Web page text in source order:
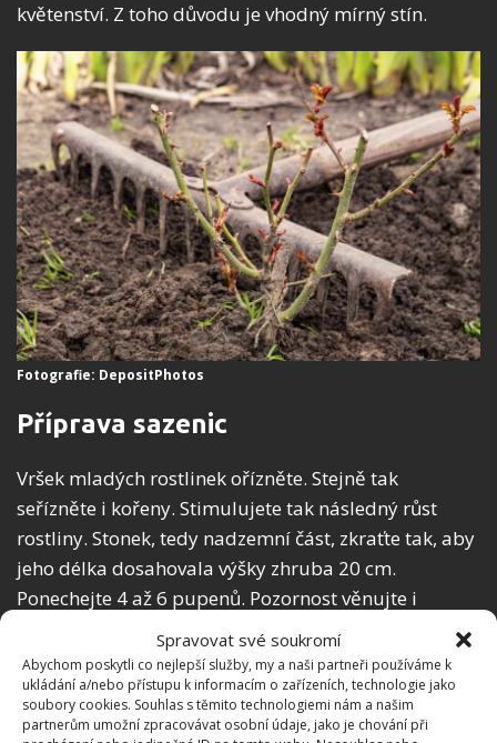
Spravovat své soukromí
Abychom poskytli co nejlepší služby, my a naši partneři používáme k
ukládání a/nebo přístupu k informacím o zařízeních, technologie jako
soubory cookies. Souhlas s těmito technologiemi nám a našim
partnerům umožní zpracovávat osobní údaje, jako je chování při
květenství. Z toho důvodu je vhodný mírný stín.
Fotografie: DepositPhotos
Příprava sazenic
Vršek mladých rostlinek ořízněte. Stejně tak
seřízněte i kořeny. Stimulujete tak následný růst
rostliny. Stonek, tedy nadzemní část, zkraťte tak, aby
jeho délka dosahovala výšky zhruba 20 cm.
Ponechejte 4 až 6 pupenů. Pozornost věnujte i
kořenům – ty pečlivě zkontrolujte a odřízněte
všechny suché části.
Před samotnou výsadbou pojistěte přežití rostliny